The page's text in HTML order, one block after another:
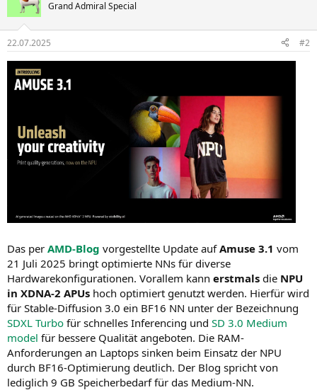
e
n
Grand Admiral Special
22.07.2025 #2
Das per AMD-Blog vorgestellte Update aufAmuse 3.1 vom
21 Juli 2025 bringt optimierte NNs für diverse
Hardwarekonfigurationen. Vorallem kann erstmals die NPU
in XDNA-2 APUs hoch optimiert genutzt werden. Hierfür wird
für Stable-Diffusion 3.0 ein BF16 NN unter der Bezeichnung
SDXL Turbo für schnelles Inferencing und SD 3.0 Medium
model für bessere Qualität angeboten. Die RAM-
Anforderungen an Laptops sinken beim Einsatz der NPU
durch BF16-Optimierung deutlich. Der Blog spricht von
lediglich 9 GB Speicherbedarf für das Medium-NN.